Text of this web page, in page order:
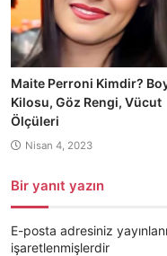
Maite Perroni Kimdir?
Kilosu, Göz Rengi, Vücut
Ölçüleri
Nisan 4, 2023
Bir yanıt yazın
E-posta adresiniz
işaretlenmişlerdir